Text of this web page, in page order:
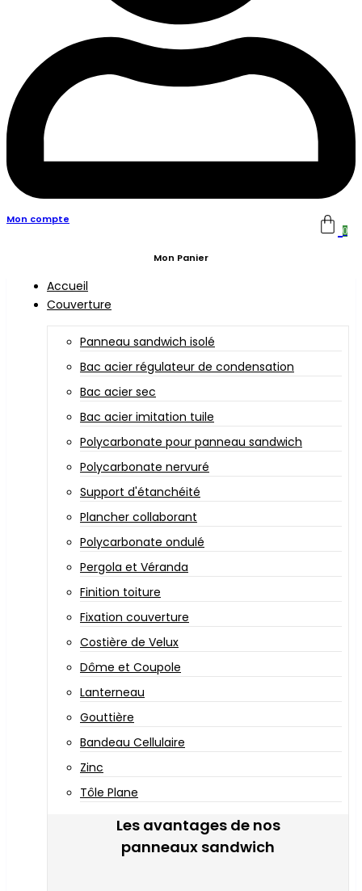
Mon compte
0
Mon Panier
Accueil
Couverture
Panneau sandwich isolé
Bac acier régulateur de condensation
Bac acier sec
Bac acier imitation tuile
Polycarbonate pour panneau sandwich
Polycarbonate nervuré
Support d'étanchéité
Plancher collaborant
Polycarbonate ondulé
Pergola et Véranda
Finition toiture
Fixation couverture
Costière de Velux
Dôme et Coupole
Lanterneau
Gouttière
Bandeau Cellulaire
Zinc
Tôle Plane
Les avantages de nos
panneaux sandwich